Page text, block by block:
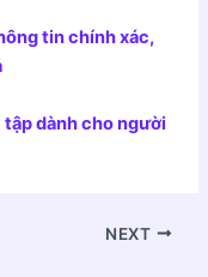
tin chính xác,
dành cho người
NEXT